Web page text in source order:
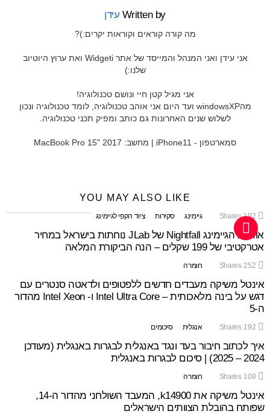
Written by עידן
מה קורה קוראים וקוראות יקרים:)?
אני עידן ואני המנהל והמייסד של אתר Widgeti ואת ערוץ היוטיוב
שלנו:)
אני מגיל קטן חיי ונושם טכנולוגיה!
מהwindowsXP ועד היום אני אוהב טכנולוגיה, לומד טכנולוגיה ונכון
לשלוש שנים האחרונות גם כותב ומפיק תכני טכנולוגיה.
סמארטפון - iPhone11 | מחשב: MacBook Pro 15" 2017
YOU MAY ALSO LIKE
192
Shares גיימינג סקירות ציוד הקפי לגיימינג
אוזניות הגיימינג Nightfall של JLab נוחתות בישראל במחיר
אטרקטיבי של 199 שקלים – הנה הביקורת המלאה
252
Shares חומרה
אינטל משיקה מעבדים חדשים ללפטופים ולדאטה סנטרים עם
דגש על בינה מלאכותית – Intel Ultra Core ו- Intel Xeon מהדור
ה-5
192
Shares אנגלית סיכומים
איך לכתוב חיבור בעד ונגד באנגלית לבגרות באנגלית (מעודכן
2024 – 2025) | סיכום לבגרות באנגלית
108
Shares חומרה
אינטל משיקה את k14900, המעבד השולחני מהדור ה-14,
שפותח בהובלת הצוותים הישראלים